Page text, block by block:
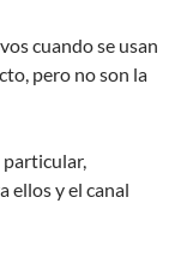
cuando se usan
pero no son la
particular,
ellos y el canal